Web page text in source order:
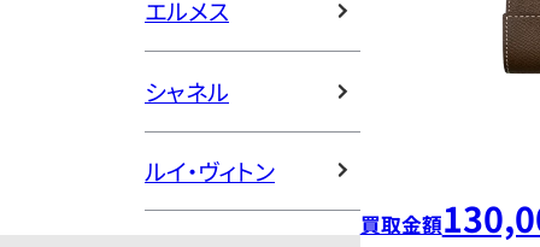
エルメス
シャネル
ルイ・ヴィトン
買取金額